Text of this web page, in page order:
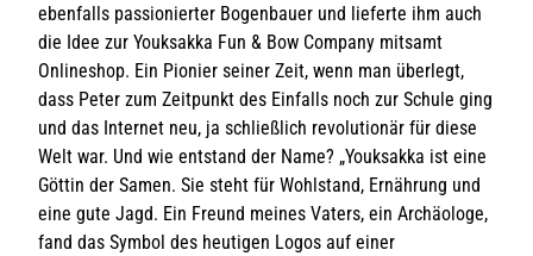
ebenfalls passionierter Bogenbauer und lieferte ihm auch
die Idee zur Youksakka Fun & Bow Company mitsamt
Onlineshop. Ein Pionier seiner Zeit, wenn man überlegt,
dass Peter zum Zeitpunkt des Einfalls noch zur Schule ging
und das Internet neu, ja schließlich revolutionär für diese
Welt war. Und wie entstand der Name? „Youksakka ist eine
Göttin der Samen. Sie steht für Wohlstand, Ernährung und
eine gute Jagd. Ein Freund meines Vaters, ein Archäologe,
fand das Symbol des heutigen Logos auf einer